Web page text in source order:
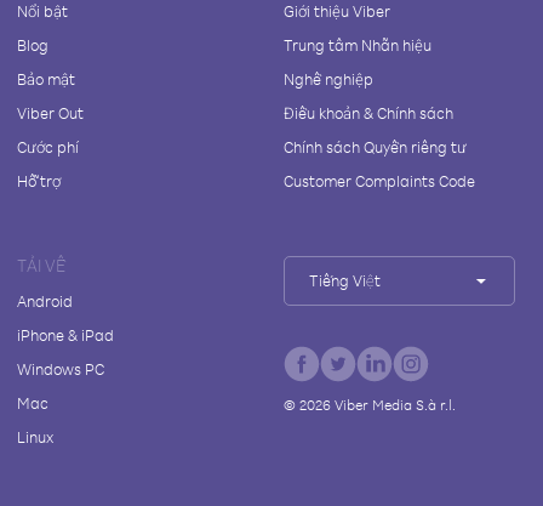
Nổi bật
Blog
Bảo mật
Viber Out
Cước phí
Hỗ trợ
Giới thiệu Viber
Trung tâm Nhãn hiệu
Nghề nghiệp
Điều khoản & Chính sách
Chính sách Quyền riêng tư
Customer Complaints Code
TẢI VỀ
Android
iPhone & iPad
Windows PC
Mac
Linux
Tiếng Việt
© 2026Viber Media S.à r.l.